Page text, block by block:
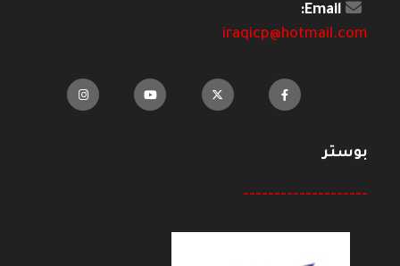
Email:
iraqicp@hotmail.com
بوستر
--------------------